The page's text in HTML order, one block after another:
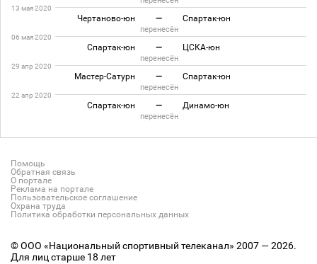
13 мая 2020
Чертаново-юн — Спартак-юн
перенесён
06 мая 2020
Спартак-юн — ЦСКА-юн
перенесён
29 апр 2020
Мастер-Сатурн — Спартак-юн
перенесён
22 апр 2020
Спартак-юн — Динамо-юн
перенесён
Помощь
Обратная связь
О портале
Реклама на портале
Пользовательское соглашение
Охрана труда
Политика обработки персональных данных
© ООО «Национальный спортивный телеканал» 2007 — 2026.
Для лиц старше 18 лет